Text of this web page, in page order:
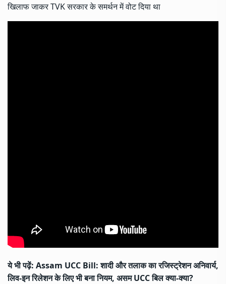
खिलाफ जाकर TVK सरकार के समर्थन में वोट दिया था
ये भी पढ़ें: Assam UCC Bill: शादी और तलाक का रजिस्ट्रेशन अनिवार्य,
लिव-इन रिलेशन के लिए भी बना नियम, असम UCC बिल क्या-क्या?